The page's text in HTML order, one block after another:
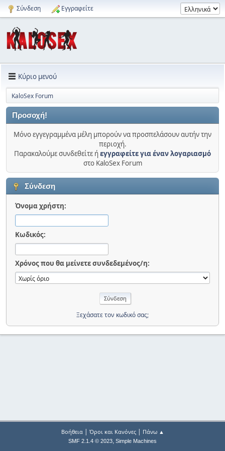
Σύνδεση Εγγραφείτε
Κύριο μενού
KaloSex Forum
Προσοχή!
Μόνο εγγεγραμμένα μέλη μπορούν να προσπελάσουν αυτήν την
περιοχή.
Παρακαλούμε συνδεθείτε ήεγγραφείτε για έναν λογαριασμό
στο KaloSex Forum
Σύνδεση
Όνομα χρήστη:
Κωδικός:
Χρόνος που θα μείνετε συνδεδεμένος/η:
Ξεχάσατε τον κωδικό σας;
Βοήθεια| Όροι και Κανόνες| Πάνω ▲
SMF 2.1.4 © 2023, Simple Machines